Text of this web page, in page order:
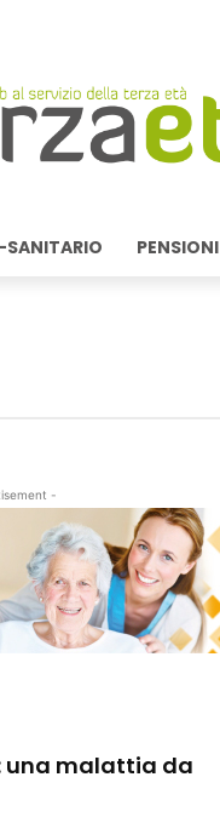
PENSIONI
-
una malattia da